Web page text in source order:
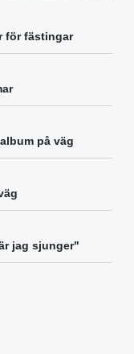
för fästingar
på väg
jag sjunger"